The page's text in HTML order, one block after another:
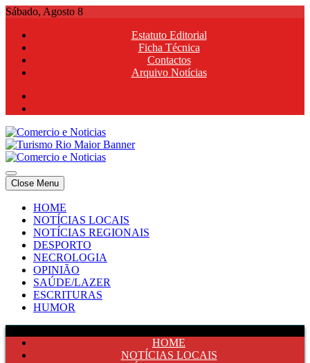
Skip
content
Sábado, Agosto 8
Estatuto Editorial
Ficha Técnica
Contactos
Arquivo Notícias
Comercio e Noticias
Notícias e Publicidade Online
Comercio e Noticias
Notícias e Publicidade Online
Close Menu
HOME
NOTÍCIAS LOCAIS
NOTÍCIAS REGIONAIS
DESPORTO
NECROLOGIA
OPINIÃO
SAÚDE/LAZER
ESCRITURAS
HUMOR
HOME
NOTÍCIAS LOCAIS